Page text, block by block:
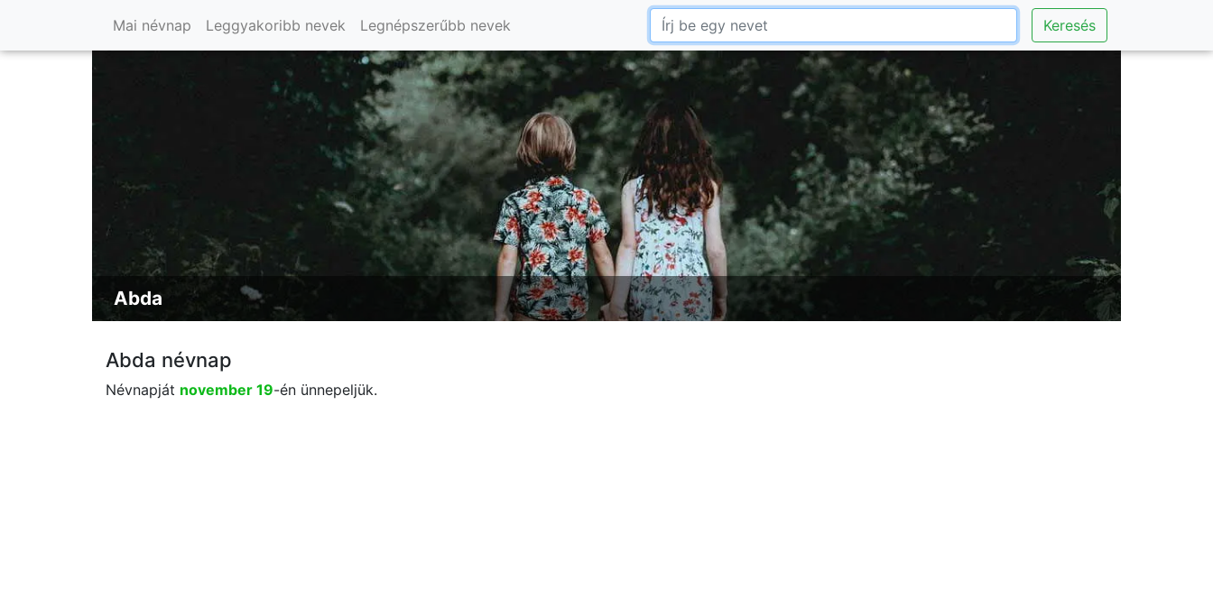
Mai névnap Leggyakoribb nevek Legnépszerűbb nevek Keresés
Abda
Abda névnap
Névnapját november 19-én ünnepeljük.